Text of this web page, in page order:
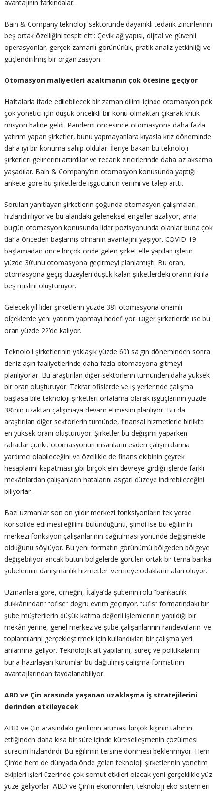
avantajının farkındalar.
Bain & Company teknoloji sektöründe dayanıklı tedarik zincirlerinin
beş ortak özelliğini tespit etti: Çevik ağ yapısı, dijital ve güvenli
operasyonlar, gerçek zamanlı görünürlük, pratik analiz yetkinliği ve
güçlendirilmiş bir organizasyon.
Otomasyon maliyetleri azaltmanın çok ötesine geçiyor
Haftalarla ifade edilebilecek bir zaman dilimi içinde otomasyon pek
çok yönetici için düşük öncelikli bir konu olmaktan çıkarak kritik
misyon haline geldi. Pandemi öncesinde otomasyona daha fazla
yatırım yapan şirketler, bunu yapmayanlara kıyasla kriz döneminde
daha iyi bir konuma sahip oldular. İleriye bakan bu teknoloji
şirketleri gelirlerini artırdılar ve tedarik zincirlerinde daha az aksama
yaşadılar. Bain & Company’nin otomasyon konusunda yaptığı
ankete göre bu şirketlerde işgücünün verimi ve talep arttı.
Soruları yanıtlayan şirketlerin çoğunda otomasyon çalışmaları
hızlandırılıyor ve bu alandaki geleneksel engeller azalıyor, ama
bugün otomasyon konusunda lider pozisyonunda olanlar buna çok
daha önceden başlamış olmanın avantajını yaşıyor. COVID-19
başlamadan önce birçok önde gelen şirket elle yapılan işlerin
yüzde 30’unu otomasyona geçirmeyi planlamıştı. Bu oran,
otomasyona geçiş düzeyleri düşük kalan şirketlerdeki oranın iki ila
beş mislini oluşturuyor.
Gelecek yıl lider şirketlerin yüzde 38’i otomasyona önemli
ölçeklerde yeni yatırım yapmayı hedefliyor. Diğer şirketlerde ise bu
oran yüzde 22’de kalıyor.
Teknoloji şirketlerinin yaklaşık yüzde 60’ı salgın döneminden sonra
deniz aşırı faaliyetlerinde daha fazla otomasyona gitmeyi
planlıyorlar. Bu araştırılan diğer sektörlerin tümünden daha yüksek
bir oran oluşturuyor. Tekrar ofislerde ve iş yerlerinde çalışma
başlasa bile teknoloji şirketleri ortalama olarak işgüçlerinin yüzde
38’inin uzaktan çalışmaya devam etmesini planlıyor. Bu da
araştırılan diğer sektörlerin tümünde, finansal hizmetlerle birlikte
en yüksek oranı oluşturuyor. Şirketler bu değişimi yaparken
rahatlar çünkü otomasyonun insanların evden çalışmalarına
yardımcı olabileceğini ve özellikle de finans ekibinin çeyrek
hesaplarını kapatması gibi birçok elin devreye girdiği işlerde farklı
mekânlardan çalışanların hatalarını asgari düzeye indirebileceğini
biliyorlar.
Bazı uzmanlar son on yıldır merkezi fonksiyonların tek yerde
konsolide edilmesi eğilimi bulunduğunu, şimdi ise bu eğilimin
merkezi fonksiyon çalışanlarının dağıtılması yönünde değişmekte
olduğunu söylüyor. Bu yeni formatın görünümü bölgeden bölgeye
değişebiliyor ancak bütün bölgelerde görülen ortak bir tema banka
şubelerinin danışmanlık hizmetleri vermeye odaklanmaları oluyor.
Uzmanlara göre, örneğin, İtalya’da şubenin rolü “bankacılık
dükkânından” “ofise” doğru evrim geçiriyor. “Ofis” formatındaki bir
şube müşterilerin düşük katma değerli işlemlerinin yapıldığı bir
mekân yerine, genel merkez ve şube çalışanlarının randevularını ve
toplantılarını gerçekleştirmek için kullandıkları bir çalışma yeri
anlamına geliyor. Teknolojik alt yapılarını, süreç ve politikalarını
buna hazırlayan kurumlar bu dağıtılmış çalışma formatının
avantajlarından faydalanabiliyor.
ABD ve Çin arasında yaşanan uzaklaşma iş stratejilerini
derinden etkileyecek
ABD ve Çin arasındaki gerilimin artması birçok kişinin tahmin
ettiğinden daha kısa bir süre içinde küreselleşmenin çözülmesi
sürecini hızlandırdı. Bu eğilimin tersine dönmesi beklenmiyor. Hem
Çin’de hem de dünyada önde gelen teknoloji şirketlerinin yönetim
ekipleri işleri üzerinde çok somut etkileri olacak yeni gerçeklikle yüz
yüze geliyorlar: ABD ve Çin’in ekonomileri, teknoloji eko sistemleri